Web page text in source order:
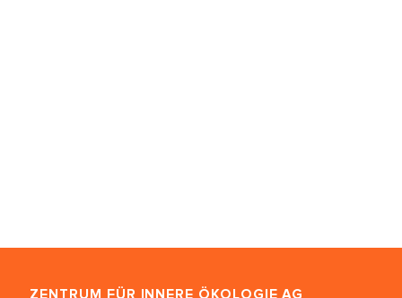
ZENTRUM FÜR INNERE ÖKOLOGIE AG